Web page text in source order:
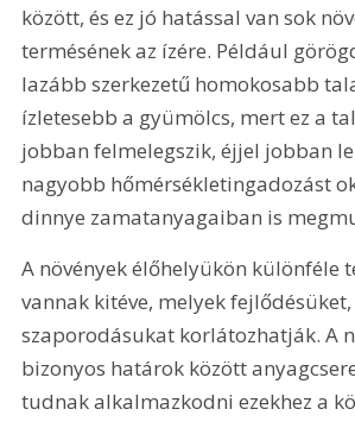
között, és ez jó hatással van sok
termésének az ízére. Például
lazább szerkezetű homokosabb
ízletesebb a gyümölcs, mert ez a
jobban felmelegszik, éjjel jobban
nagyobb hőmérsékletingadozást
dinnye zamatanyagaiban is
A növények élőhelyükön különféle
vannak kitéve, melyek fejlődésüket,
szaporodásukat korlátozhatják. A
bizonyos határok között
tudnak alkalmazkodni ezekhez a